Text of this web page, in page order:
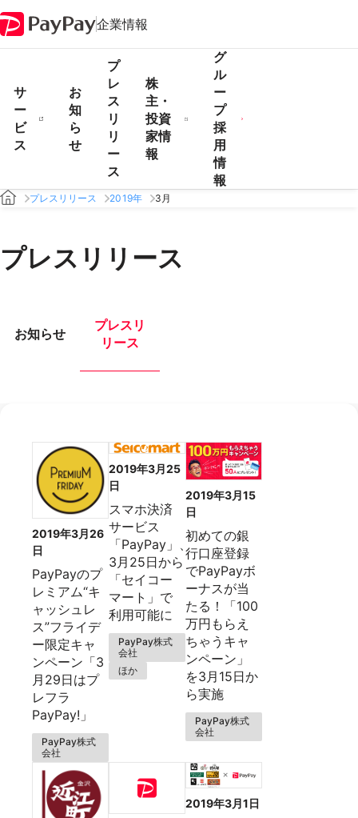
企業情報
サ
ー
ビ
ス
お
知
ら
せ
プ
レ
ス
リ
リ
ー
ス
株
主・
投資
家情
報
グ
ル
ー
プ
採
用
情
報
プレスリリース 2019年 3月
プレスリリース
お知らせ
プレスリ
リース
2019年3月26
日
PayPayのプ
レミアム“キ
ャッシュレ
ス”フライデ
ー限定キャ
ンペーン「3
月29日はプ
レフラ
PayPay!」
PayPay株式
会社
2019年3月25
日
スマホ決済
サービス
「PayPay」、
3月25日から
「セイコー
マート」で
利用可能に
PayPay株式
会社
ほか
2019年3月15
日
初めての銀
行口座登録
でPayPayボ
ーナスが当
たる！「100
万円もらえ
ちゃうキャ
ンペーン」
を3月15日か
ら実施
PayPay株式
会社
2019年3月1日